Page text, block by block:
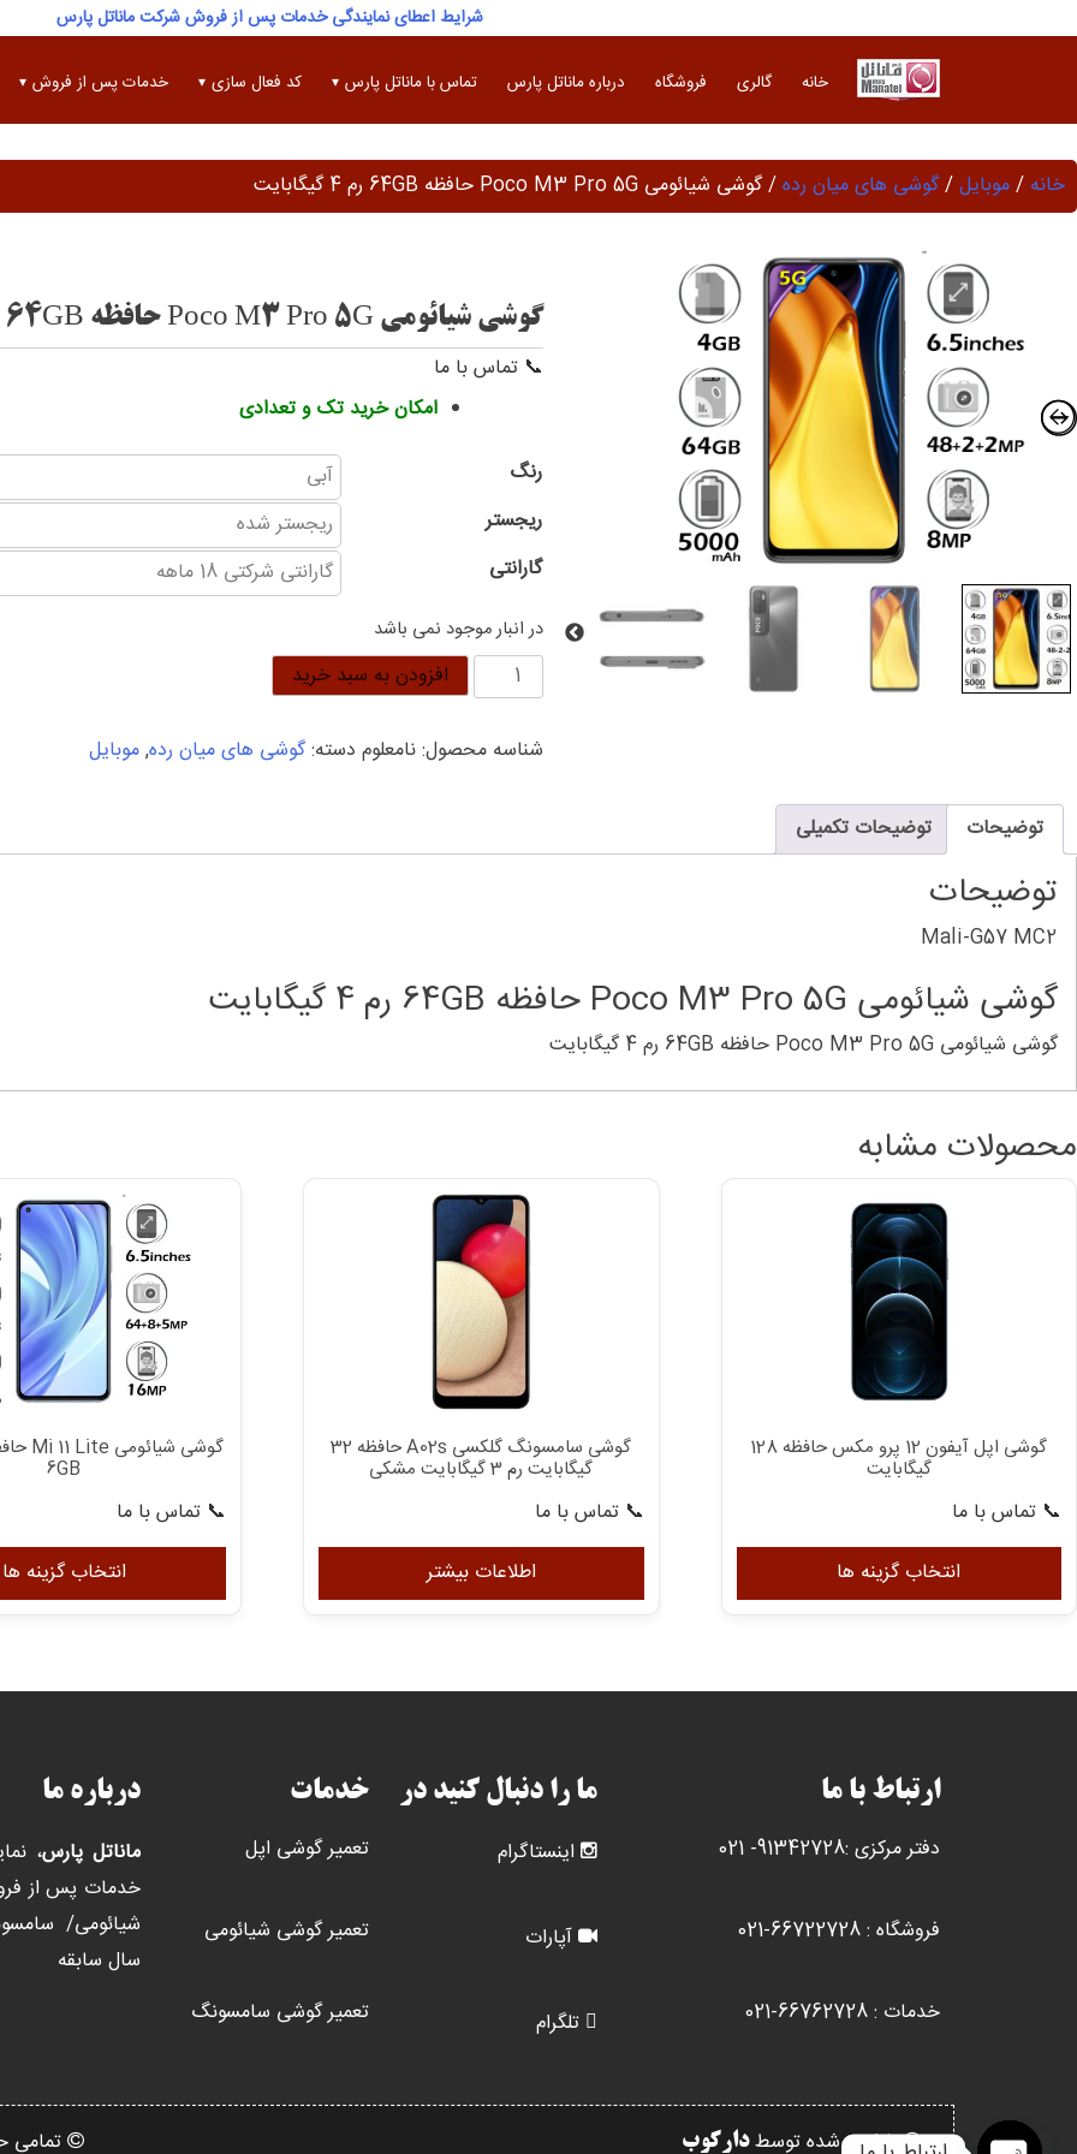
to
شرایط اعطای نمایندگی خدمات پس از فروش شرکت ماناتل پارس
خانه گالری فروشگاه درباره ماناتل پارس تماس با ماناتل پارس کد فعال سازی خدمات پس از فروش
خانه /موبایل/گوشی های میان رده/ گوشی شیائومی Poco M3 Pro 5G حافظه 64GB رم 4 گیگابایت
گوشی شیائومی Poco M3 Pro 5G حافظه 64GB رم 4 گیگابایت
📞 تماس با ما
امکان خرید تک و تعدادی
رنگ
ریجستر
گارانتی
در انبار موجود نمی باشد
گوشی
شیائومی
M3
عدد
افزودن به سبد خرید
شناسه محصول:نامعلوم دسته:گوشی های میان رده,موبایل
توضیحات توضیحات تکمیلی
توضیحات
Mali-G57 MC2
گوشی شیائومی Poco M3 Pro 5G حافظه 64GB رم 4 گیگابایت
گوشی شیائومی Poco M3 Pro 5G حافظه 64GB رم 4 گیگابایت
محصولات مشابه
گوشی اپل آیفون 12 پرو مکس حافظه 128
گیگابایت
📞 تماس با ما
انتخاب گزینه ها
این
دارای
می
در
گوشی سامسونگ گلکسی A02s حافظه 32
گیگابایت رم 3 گیگابایت مشکی
📞 تماس با ما
اطلاعات بیشتر
6GB
📞 تماس با ما
انتخاب گزینه ها
ارتباط با ما
دفتر مرکزی :91342728- 021
فروشگاه : 66722728-021
خدمات : 66762728-021
ما را دنبال کنید در
اینستاگرام
آپارات
تلگرام
خدمات
تعمیر گوشی اپل
تعمیر گوشی شیائومی
تعمیر گوشی سامسونگ
درباره ما
ماناتل پارس،
خدمات پس از
سال سابقه
طراحی شده توسطدارکوب